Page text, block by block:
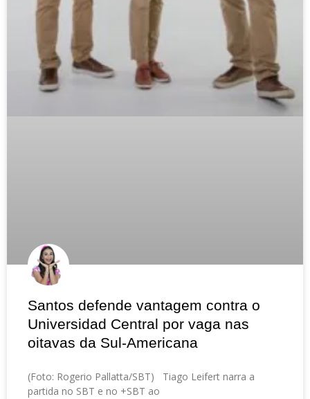
Santos defende vantagem contra o
Universidad Central por vaga nas
oitavas da Sul-Americana
(Foto: Rogerio Pallatta/SBT) Tiago Leifert narra a
partida no SBT e no +SBT ao